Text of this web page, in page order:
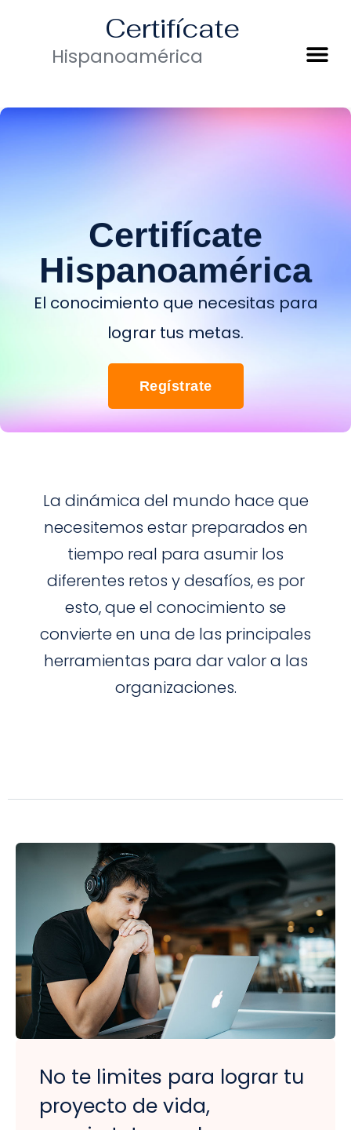
Certifícate
Hispanoamérica
Certifícate
Hispanoamérica
El conocimiento que necesitas para
lograr tus metas.
Regístrate
La dinámica del mundo hace que
necesitemos estar preparados en
tiempo real para asumir los
diferentes retos y desafíos, es por
esto, que el conocimiento se
convierte en una de las principales
herramientas para dar valor a las
organizaciones.
No te limites para lograr tu
proyecto de vida,